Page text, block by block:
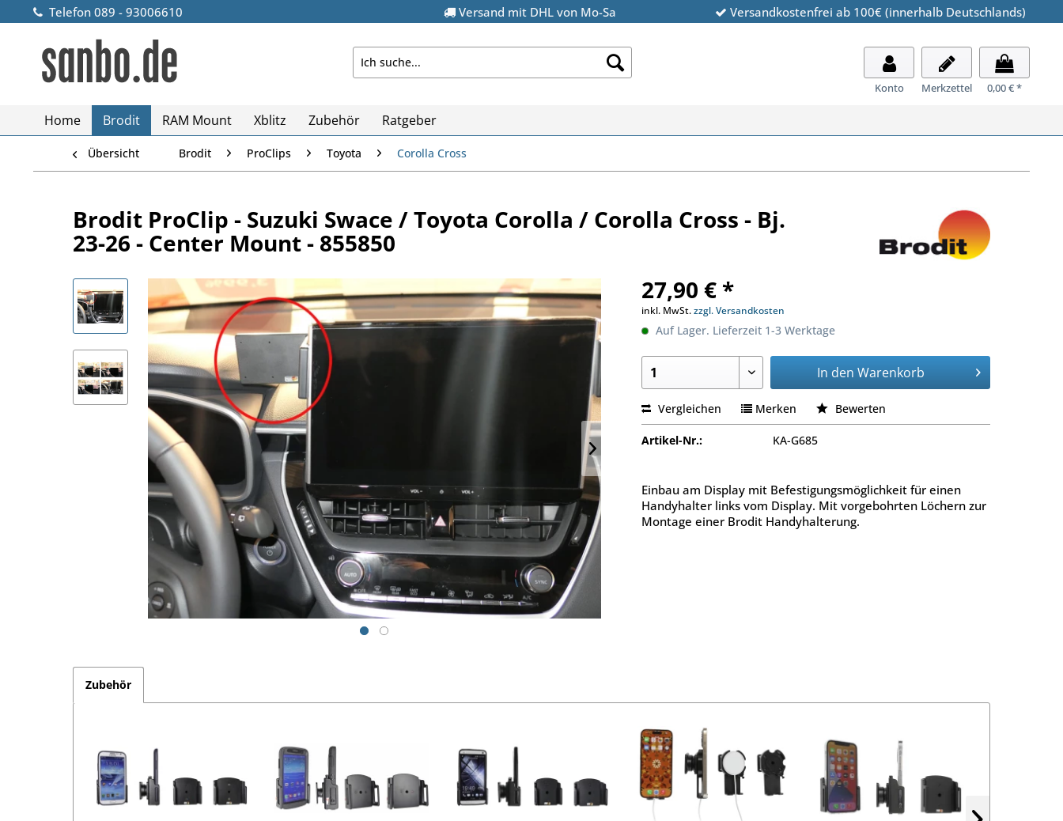
Telefon 089 - 93006610 Versand mit DHL von Mo-Sa Versandkostenfrei ab 100€ (innerhalb Deutschlands)
Konto Merkzettel 0,00 € *
Home Brodit RAM Mount Xblitz Zubehör Ratgeber
Übersicht Brodit ProClips Toyota Corolla Cross
Brodit ProClip - Suzuki Swace / Toyota Corolla / Corolla Cross - Bj.
23-26 - Center Mount - 855850
27,90 € *
inkl. MwSt.zzgl. Versandkosten
Auf Lager. Lieferzeit 1-3 Werktage
In den Warenkorb
Vergleichen Merken Bewerten
Artikel-Nr.: KA-G685
Einbau am Display mit Befestigungsmöglichkeit für einen
Handyhalter links vom Display. Mit vorgebohrten Löchern zur
Montage einer Brodit Handyhalterung.
Zubehör